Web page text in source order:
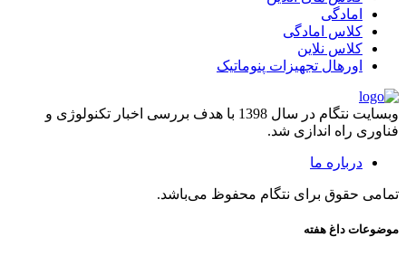
امادگی
کلاس امادگی
کلاس نلاین
اورهال تجهیزات پنوماتیک
وبسایت نتگام در سال 1398 با هدف بررسی اخبار تکنولوژی و
فناوری راه اندازی شد.
درباره ما
تمامی حقوق برای نتگام محفوظ می‌باشد.
موضوعات داغ هفته